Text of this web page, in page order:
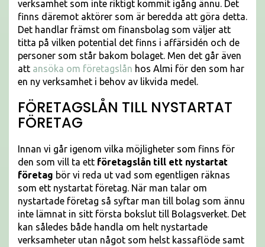
verksamhet som inte riktigt kommit igång ännu. Det
finns däremot aktörer som är beredda att göra detta.
Det handlar främst om finansbolag som väljer att
titta på vilken potential det finns i affärsidén och de
personer som står bakom bolaget. Men det går även
att ansöka om företagslån hos Almi för den som har
en ny verksamhet i behov av likvida medel.
FÖRETAGSLÅN TILL NYSTARTAT
FÖRETAG
Innan vi går igenom vilka möjligheter som finns för
den som vill ta ett företagslån till ett nystartat
företag bör vi reda ut vad som egentligen räknas
som ett nystartat företag. När man talar om
nystartade företag så syftar man till bolag som ännu
inte lämnat in sitt första bokslut till Bolagsverket. Det
kan således både handla om helt nystartade
verksamheter utan något som helst kassaflöde samt